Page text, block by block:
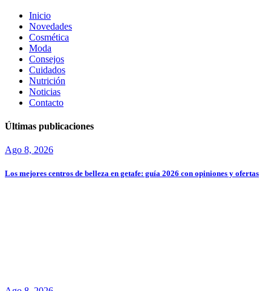
Inicio
Novedades
Cosmética
Moda
Consejos
Cuidados
Nutrición
Noticias
Contacto
Últimas publicaciones
Ago 8, 2026
Los mejores centros de belleza en getafe: guía 2026 con opiniones y ofertas